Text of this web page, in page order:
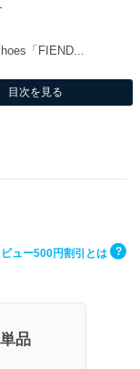
「FIEND...
目次を見る
ュー500円割引とは ?
品